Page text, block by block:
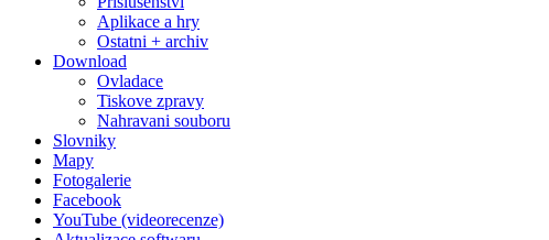
Aplikace a hry
Ostatni + archiv
Download
Ovladace
Tiskove zpravy
Nahravani souboru
Slovniky
Mapy
Fotogalerie
Facebook
YouTube (videorecenze)